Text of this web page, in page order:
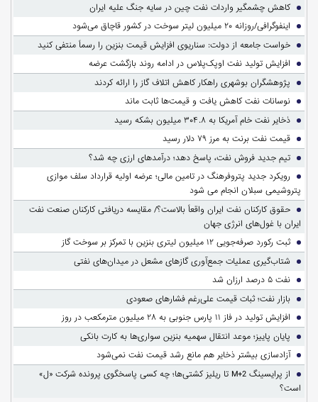
کاهش چشمگیر واردات نفت چین در سایه جنگ علیه ایران
اینفوگرافی/روزانه ۲۰ میلیون لیتر سوخت در کشور قاچاق می‌شود
خواست جامعه از دولت: سناریوی افزایش قیمت بنزین را رسماً منتفی کنید
افزایش تولید نفت اوپک‌پلاس در ادامه روند بازگشت عرضه
پژوهشگران بوشهری راهکار کاهش اتلاف گاز را ارائه کردند
نوسانات نفت کاهش یافت و قیمت‌ها ثابت ماند
ذخایر نفت خام آمریکا به ۳۰۴.۸ میلیون بشکه رسید
قیمت نفت برنت به مرز ۷۹ دلار رسید
تیم جدید فروش نفت، پاسخ دهد؛ درآمدهای ارزی چه شد؟
رویکرد جدید پتروفرهنگ در تامین مالی؛ عرضه اولیه قرارداد سلف موازی
پتروشیمی سبلان انجام می شود
حقوق کارکنان نفت ایران واقعاً بالاست؟/ مقایسه دریافتی کارکنان صنعت نفت
ایران با غول‌های انرژی جهان
ثبت رکورد صرفه‌جویی ۱۲ میلیون لیتری بنزین با تمرکز بر سوخت گاز
شتاب‌گیری عملیات جمع‌آوری گازهای مشعل در میدان‌های نفتی
نفت ۵ درصد ارزان شد
بازار نفت؛ ثبات قیمت علی‌رغم فشارهای صعودی
افزایش تولید در فاز ۱۱ پارس جنوبی به ۲۸ میلیون مترمکعب در روز
پایان پاییز؛ موعد انتقال سهمیه بنزین سواری‌ها به کارت بانکی
آزادسازی بیشتر ذخایر هم مانع رشد قیمت نفت نمی‌شود
از پرایسینگ M+2 تا ریلیز کشتی‌ها؛ چه کسی پاسخگوی پرونده شرکت «ل»
است؟